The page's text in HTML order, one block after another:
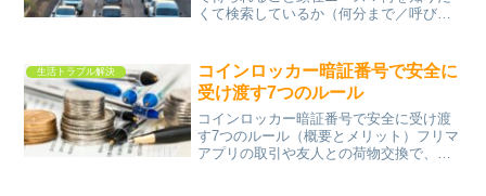
くて検索しているか（何分まで／呼び出
何分まで待ってくれるのか遅刻したらキ
ャンセル扱いになるの...
生活トラブル解決
コインロッカー暗証番号で安全に
受け渡す7つのルール
コインロッカー暗証番号で安全に受け渡
す7つのルール（概要とメリット）フリマ
アプリの取引や友人との荷物交換で、コ